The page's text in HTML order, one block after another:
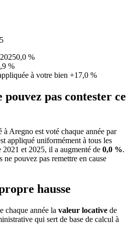
0,0 %
%
à votre bien +17,0 %
pas contester ce
à Aregno est voté chaque année par
appliqué uniformément à tous les
2021 et 2025, il a augmenté de 0,0 %.
ne pouvez pas remettre en cause
hausse
chaque année la valeur locative de
qui sert de base de calcul à